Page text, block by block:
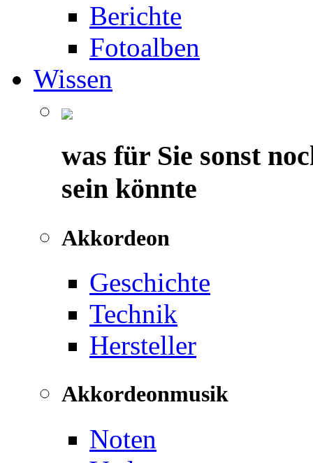
Berichte
Fotoalben
Wissen
was für Sie sonst
sein könnte
Akkordeon
Geschichte
Technik
Hersteller
Akkordeonmusik
Noten